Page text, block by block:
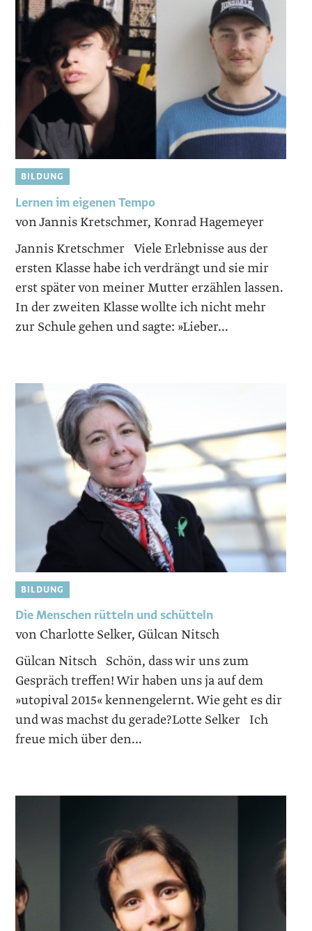
BILDUNG
Lernen im eigenen Tempo
von Jannis Kretschmer, Konrad Hagemeyer
Jannis Kretschmer Viele Erlebnisse aus der
ersten Klasse habe ich verdrängt und sie mir
erst später von meiner Mutter erzählen lassen.
In der zweiten Klasse wollte ich nicht mehr
zur Schule gehen und sagte: »Lieber...
BILDUNG
Die Menschen rütteln und schütteln
von Charlotte Selker, Gülcan Nitsch
Gülcan Nitsch Schön, dass wir uns zum
Gespräch treffen! Wir haben uns ja auf dem
»utopival 2015« kennengelernt. Wie geht es dir
und was machst du gerade?Lotte Selker Ich
freue mich über den...